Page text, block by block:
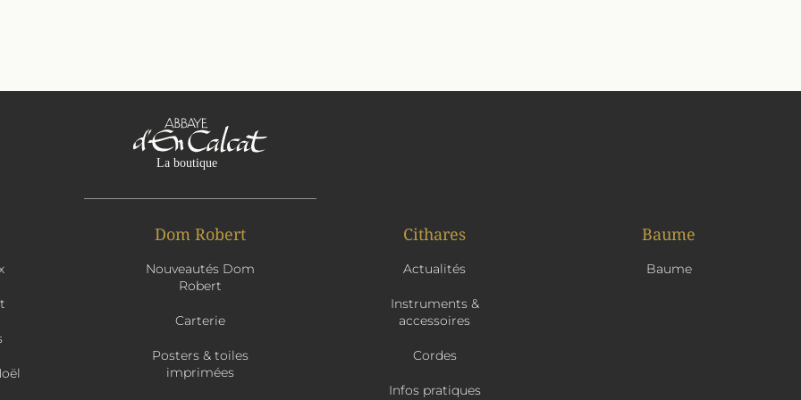
Dom Robert
Nouveautés Dom
Robert
Carterie
Posters & toiles
imprimées
Cithares
Actualités
Instruments &
accessoires
Cordes
Infos pratiques
Baume
Baume